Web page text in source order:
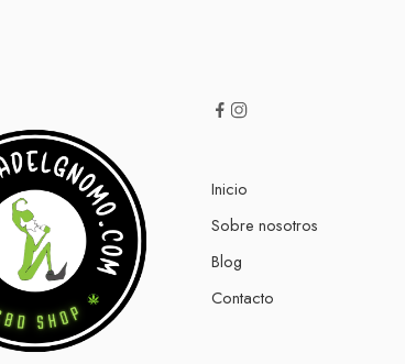
Inicio
Sobre nosotros
Blog
Contacto